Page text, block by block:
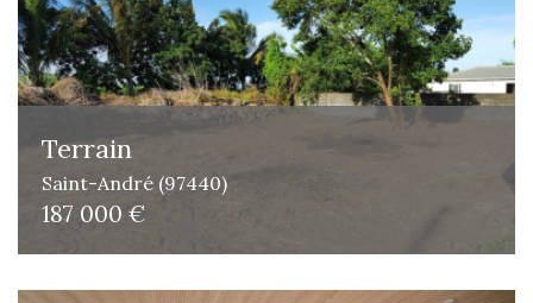
Terrain
Saint-André (97440)
187 000 €